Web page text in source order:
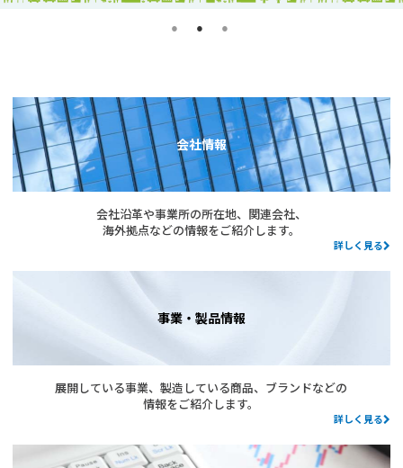
会社情報
会社沿革や事業所の所在地、関連会社、
海外拠点などの情報をご紹介します。
詳しく見る
事業・製品情報
展開している事業、製造している商品、ブランドなどの
情報をご紹介します。
詳しく見る